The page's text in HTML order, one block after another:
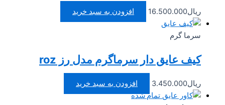
ریال16.500.000 افزودن به سبد خرید
سرما گرم
کیف عایق دار سرماگرم مدل رز roz
ریال3.450.000
افزودن به سبد خرید
تمام شده